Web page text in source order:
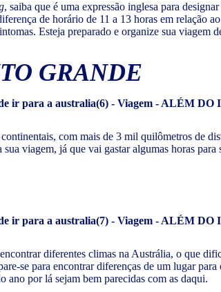
, saiba que é uma expressão inglesa para
de horário de 11 a 13 horas em relação
Esteja preparado e organize sua viagem
GRANDE
com mais de 3 mil quilômetros de
viagem, já que vai gastar algumas horas para
diferentes climas na Austrália, o que
se para encontrar diferenças de um lugar
ano por lá sejam bem parecidas com as daqui.